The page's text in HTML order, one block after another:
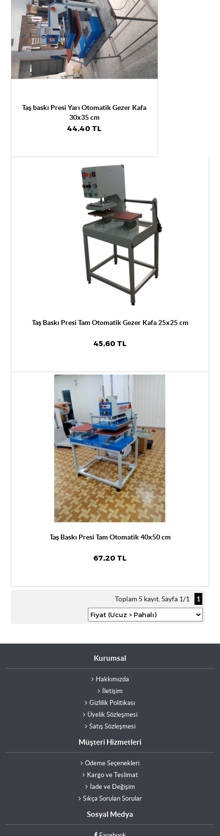
Taş baskı Presi Yarı Otomatik Gezer Kafa
30x35 cm
44,40 TL
Taş Baskı Presi Tam Otomatik Gezer Kafa 25x25 cm
45,60 TL
Taş Baskı Presi Tam Otomatik 40x50 cm
67,20 TL
Toplam 5 kayıt. Sayfa 1/1 1
Kurumsal
Hakkımızda
İletişim
Gizlilik Politikası
Üyelik Sözleşmesi
Satış Sözleşmesi
Müşteri Hizmetleri
Ödeme Seçenekleri
Kargo ve Teslimat
İade ve Değişim
Sıkça Sorulan Sorular
Sosyal Medya